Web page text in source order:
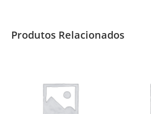
Produtos Relacionados